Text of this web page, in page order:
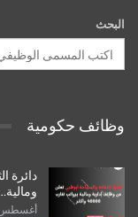
البحث
وظائف حكومية
دائرة
أغسطس 5,